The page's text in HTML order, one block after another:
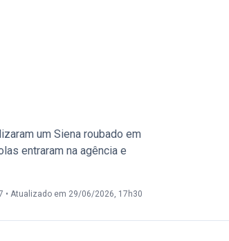
um Siena roubado em
entraram na agência e
• Atualizado em 29/06/2026, 17h30